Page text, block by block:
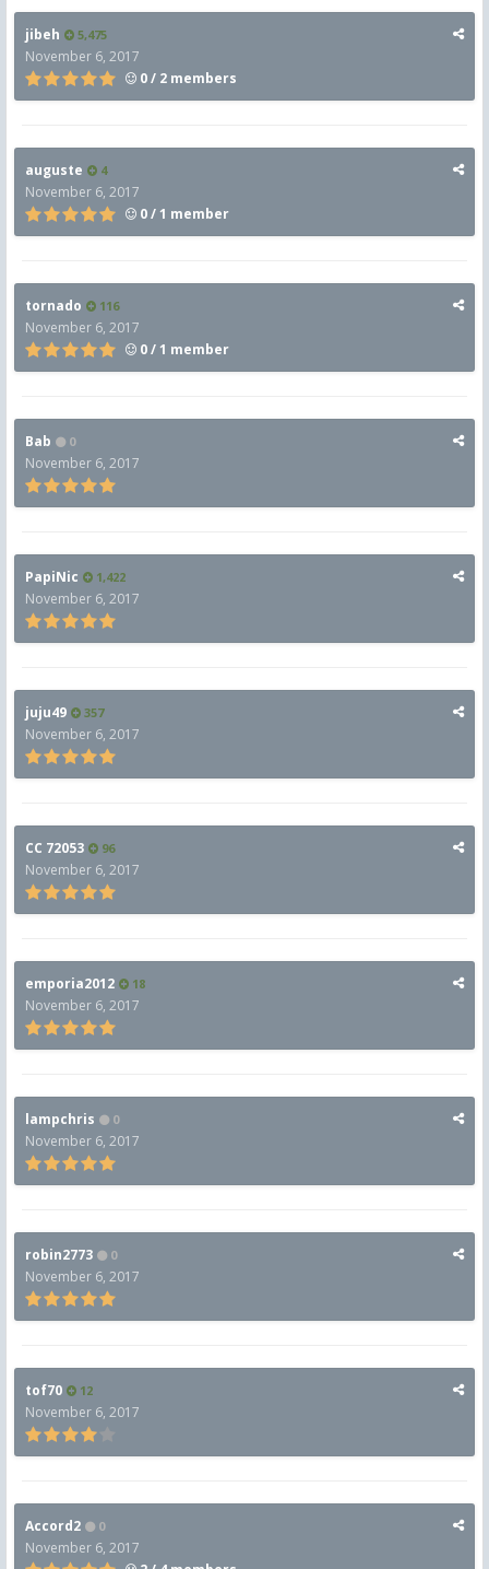
jibeh 5,475
November 6, 2017
0 / 2 members
auguste 4
November 6, 2017
0 / 1 member
tornado 116
November 6, 2017
0 / 1 member
Bab 0
November 6, 2017
PapiNic 1,422
November 6, 2017
juju49 357
November 6, 2017
CC 72053 96
November 6, 2017
emporia2012 18
November 6, 2017
lampchris 0
November 6, 2017
robin2773 0
November 6, 2017
tof70 12
November 6, 2017
Accord2 0
November 6, 2017